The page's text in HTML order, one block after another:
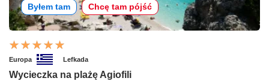
Byłem tam Chcę tam pójść
Europa Lefkada
Wycieczka na plażę Agiofili